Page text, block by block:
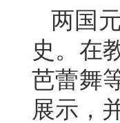
两国
史。在
芭蕾舞
展示，